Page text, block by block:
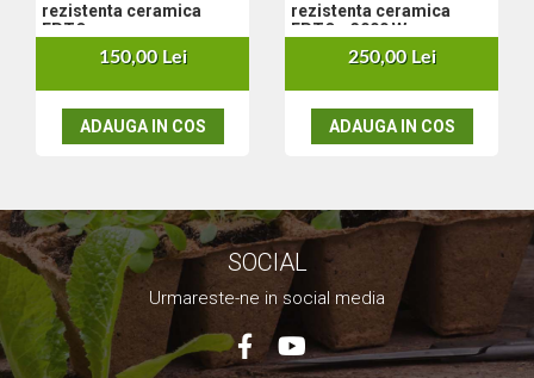
Nivela laser
Generatoare curent electric
Rindele electrice
Aparate de sudură tevi PVC
Mixer electric
Polizor de banc
Masini de gaurit
Masini de debitat metal
Cutit termic electric
Cosuri Si Pubele
rezistenta ceramica
EPTO
150,00 Lei
ADAUGA IN COS
rezistenta ceramica
EPTO - 3000 W
250,00 Lei
ADAUGA IN COS
SOCIAL
Urmareste-ne in social media